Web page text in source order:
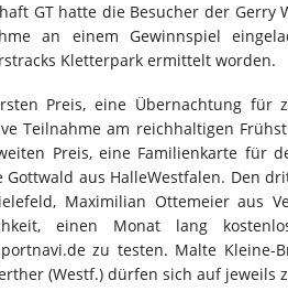
GT hatte die Besucher der Gerry
an einem Gewinnspiel
Kletterpark ermittelt worden.
Preis, eine Übernachtung
Teilnahme am reichhaltigen
Preis, eine Familienkarte für
Gottwald aus HalleWestfalen. Den
Maximilian Ottemeier aus
einen Monat lang
zu testen. Malte Kleine-
(Westf.) dürfen sich auf jeweils